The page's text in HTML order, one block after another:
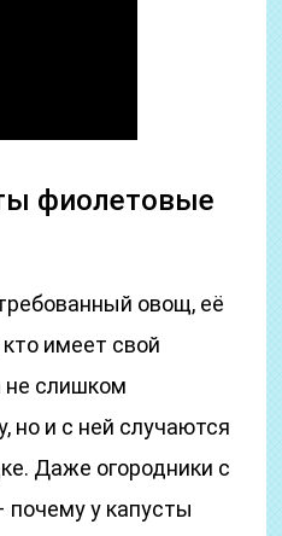
фиолетовые
овощ, её
имеет свой
не слишком
но и с ней случаются
Даже огородники с
у капусты